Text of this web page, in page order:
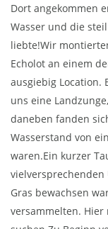
Dort angekommen
Wasser und die
liebte!Wir
Echolot an einem
ausgiebig Location.
uns eine
daneben fanden
Wasserstand von
waren.Ein kurzer
Gras bewachsen
versammelten.